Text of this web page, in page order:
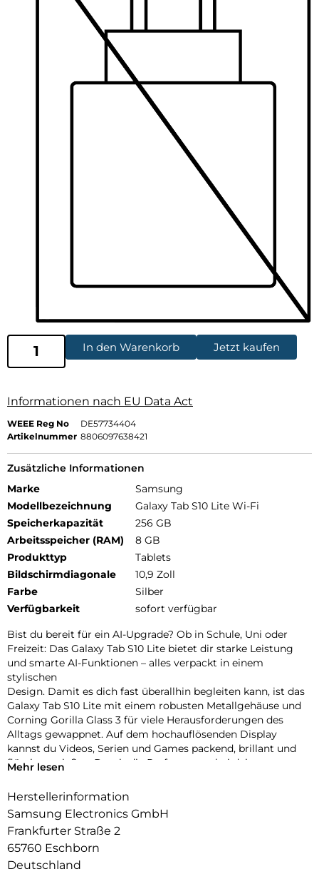
In den Warenkorb Jetzt kaufen
Informationen nach EU Data Act
WEEE Reg No
DE57734404
Artikelnummer 8806097638421
Zusätzliche Informationen
Marke
Samsung
Modellbezeichnung
Galaxy Tab S10 Lite Wi-Fi
Speicherkapazität
256 GB
Arbeitsspeicher (RAM)
8 GB
Produkttyp
Tablets
Bildschirmdiagonale
10,9 Zoll
Farbe
Silber
Verfügbarkeit
sofort verfügbar
Bist du bereit für ein AI-Upgrade? Ob in Schule, Uni oder
Freizeit: Das Galaxy Tab S10 Lite bietet dir starke Leistung
und smarte AI-Funktionen – alles verpackt in einem
stylischen
Design. Damit es dich fast überallhin begleiten kann, ist das
Galaxy Tab S10 Lite mit einem robusten Metallgehäuse und
Corning Gorilla Glass 3 für viele Herausforderungen des
Alltags gewappnet. Auf dem hochauflösenden Display
kannst du Videos, Serien und Games packend, brillant und
flüssig genießen. Damit die Performance bei deinen
bleibt, treibt das starke Innenleben dein Galaxy Tab S10 Lite
Projekten kann dich das Galaxy Tab S10 Lite nach vorne
bringen.
Mit der Unterstützung von Google Gemini1 und Circle to
Search2 kannst du Informationen schnell finden und effizient
Mehr lesen
Herstellerinformation
Samsung Electronics GmbH
Frankfurter Straße 2
65760 Eschborn
Deutschland